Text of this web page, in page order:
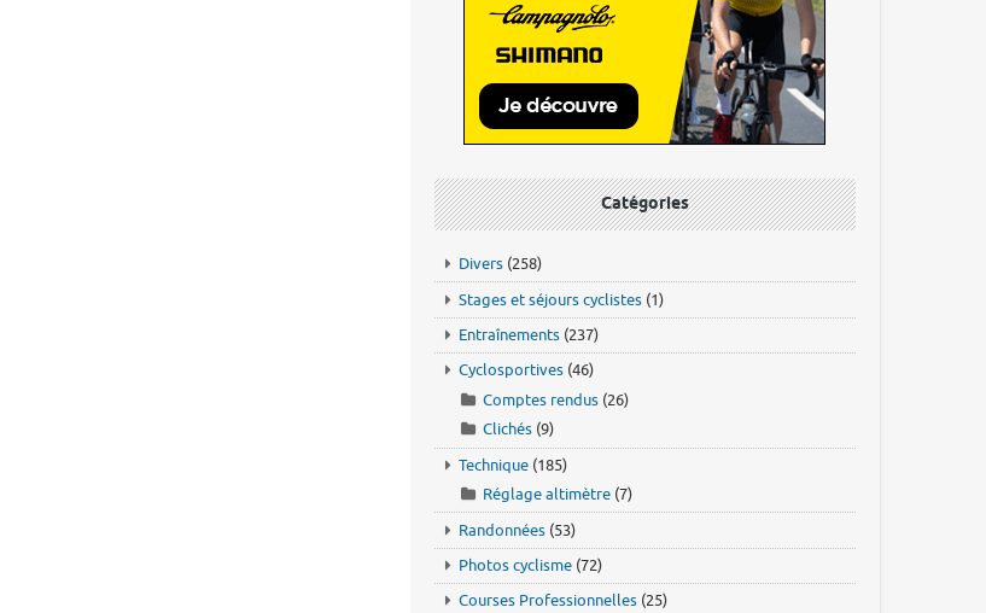
Catégories
Divers (258)
Stages et séjours cyclistes (1)
Entraînements (237)
Cyclosportives (46)
Comptes rendus (26)
Clichés (9)
Technique (185)
Réglage altimètre (7)
Randonnées (53)
Photos cyclisme (72)
Courses Professionnelles (25)